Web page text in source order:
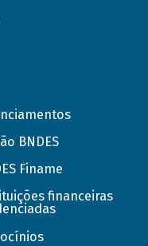
BNDES
Finame
financeiras